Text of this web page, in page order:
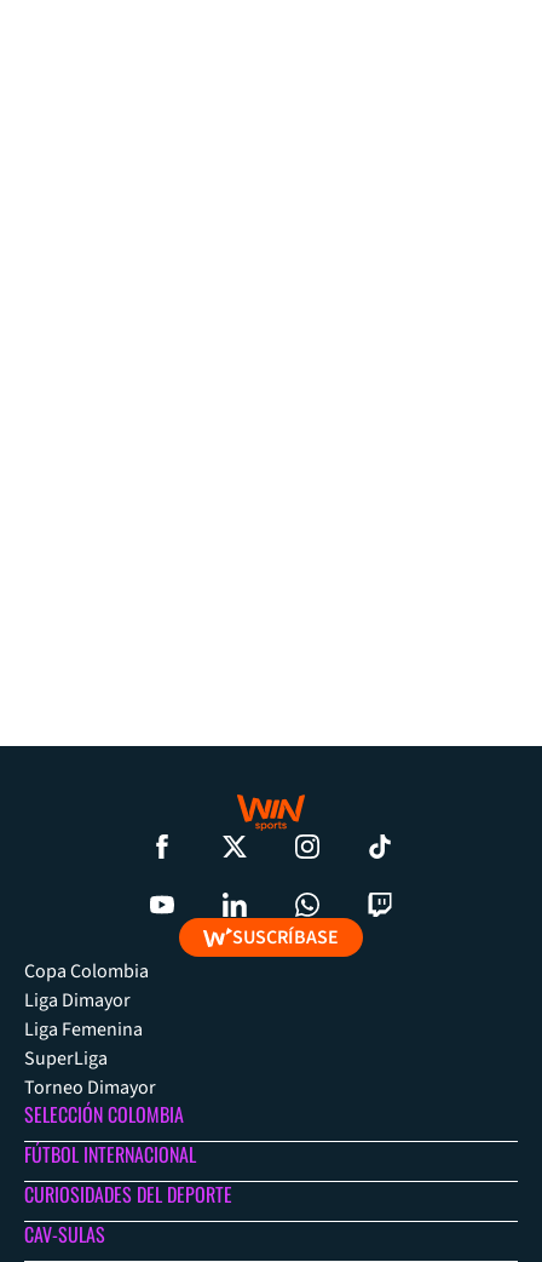
SUSCRÍBASE
Copa Colombia
Liga Dimayor
Liga Femenina
SuperLiga
Torneo Dimayor
SELECCIÓN COLOMBIA
FÚTBOL INTERNACIONAL
CURIOSIDADES DEL DEPORTE
CAV-SULAS